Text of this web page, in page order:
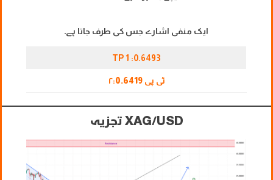
ایک منفی اشارے جس کی طرف جاتا ہے۔
TP 1 :0.6493
ٹی پی ۲:0.6419
XAG/USD تجزیہ